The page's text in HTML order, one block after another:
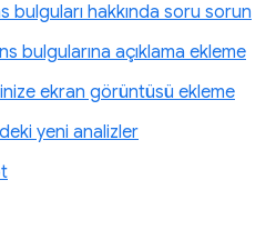
bulguları hakkında soru sorun
bulgularına açıklama ekleme
ekran görüntüsü ekleme
yeni analizler